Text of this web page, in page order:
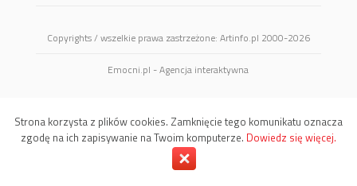
Strona korzysta z plików cookies. Zamknięcie tego komunikatu oznacza
zgodę na ich zapisywanie na Twoim komputerze. Dowiedz się więcej.
Copyrights / wszelkie prawa zastrzeżone: Artinfo.pl 2000-2026
Emocni.pl - Agencja interaktywna